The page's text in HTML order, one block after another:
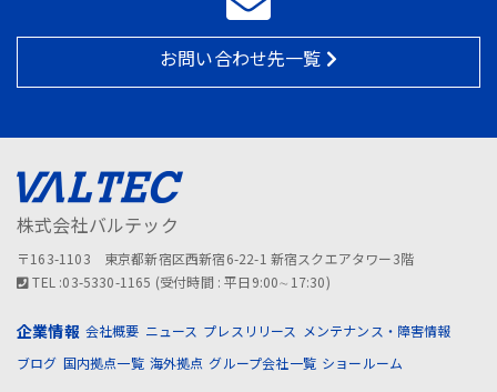
お問い合わせ先一覧
株式会社バルテック
〒163-1103 東京都新宿区西新宿6-22-1 新宿スクエアタワー3階
TEL :03-5330-1165 (受付時間 : 平日9:00∼17:30)
企業情報 会社概要 ニュース プレスリリース
メンテナンス・障害情報
ブログ 国内拠点一覧 海外拠点 グループ会社一覧 ショールーム